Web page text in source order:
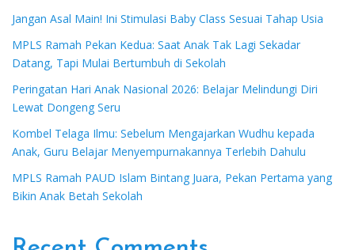
Jangan Asal Main! Ini Stimulasi Baby Class Sesuai Tahap Usia
MPLS Ramah Pekan Kedua: Saat Anak Tak Lagi Sekadar
Datang, Tapi Mulai Bertumbuh di Sekolah
Peringatan Hari Anak Nasional 2026: Belajar Melindungi Diri
Lewat Dongeng Seru
Kombel Telaga Ilmu: Sebelum Mengajarkan Wudhu kepada
Anak, Guru Belajar Menyempurnakannya Terlebih Dahulu
MPLS Ramah PAUD Islam Bintang Juara, Pekan Pertama yang
Bikin Anak Betah Sekolah